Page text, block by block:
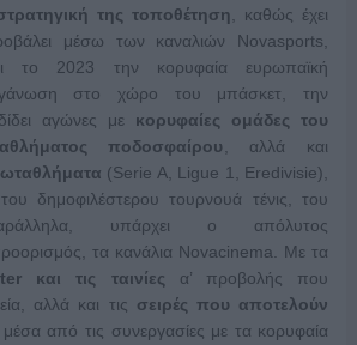
της τοποθέτηση , καθώς έχει
μέσω των καναλιών Novasports,
το 2023 την κορυφαία ευρωπαϊκή
στο χώρο του μπάσκετ, την
αγώνες με κορυφαίες ομάδες του
ποδοσφαίρου , αλλά και
(Serie A, Ligue 1, Eredivisie),
δημοφιλέστερου τουρνουά τένις, του
υπάρχει ο απόλυτος
τα κανάλια Novacinema. Με τα
και τις ταινίες α’ προβολής που
αλλά και τις σειρές που αποτελούν
μέσα από τις συνεργασίες με τα κορυφαία